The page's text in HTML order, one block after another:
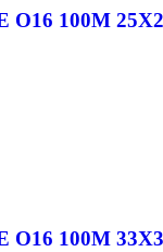
O16 100M
O16 100M